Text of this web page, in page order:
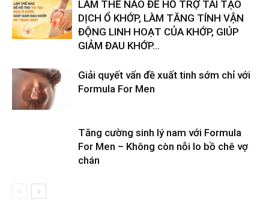
LÀM THẾ NÀO ĐỂ HỖ TRỢ TÁI TẠO
DỊCH Ổ KHỚP, LÀM TĂNG TÍNH VẬN
ĐỘNG LINH HOẠT CỦA KHỚP, GIÚP
GIẢM ĐAU KHỚP...
Giải quyết vấn đề xuất tinh sớm chỉ với
Formula For Men
Tăng cường sinh lý nam với Formula
For Men – Không còn nỗi lo bồ chê vợ
chán